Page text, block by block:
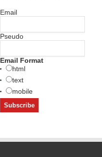
Email
Pseudo
Email Format
html
text
mobile